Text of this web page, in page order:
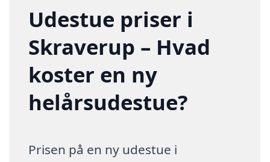
Udestue priser i
Skraverup – Hvad
koster en ny
helårsudestue?
Prisen på en ny udestue i